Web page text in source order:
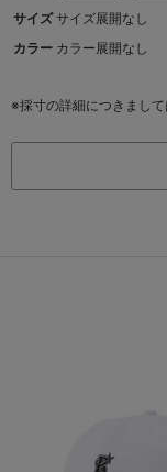
サイズ サイズ展開なし
カラー カラー展開なし
※採寸の詳細につきまして